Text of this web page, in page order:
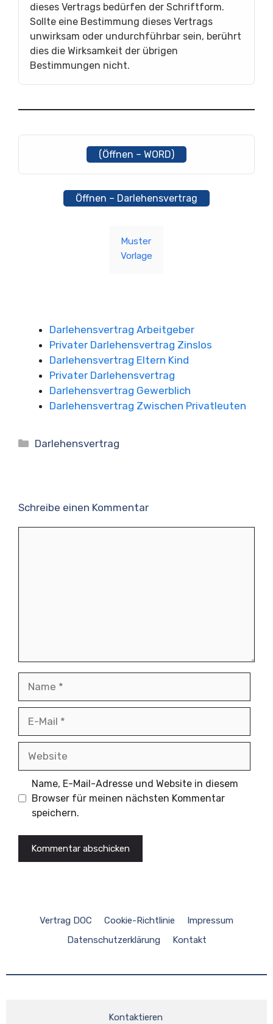
dieses Vertrags bedürfen der Schriftform.
Sollte eine Bestimmung dieses Vertrags
unwirksam oder undurchführbar sein, berührt
dies die Wirksamkeit der übrigen
Bestimmungen nicht.
(Öffnen – WORD)
Öffnen – Darlehensvertrag
Muster
Vorlage
Darlehensvertrag Arbeitgeber
Privater Darlehensvertrag Zinslos
Darlehensvertrag Eltern Kind
Privater Darlehensvertrag
Darlehensvertrag Gewerblich
Darlehensvertrag Zwischen Privatleuten
Kategorien
Darlehensvertrag
Schreibe einen Kommentar
Mail
Name, E-Mail-Adresse und Website in diesem
Browser für meinen nächsten Kommentar
speichern.
Vertrag DOC Cookie-Richtlinie
Impressum
Datenschutzerklärung
Kontakt
Kontaktieren